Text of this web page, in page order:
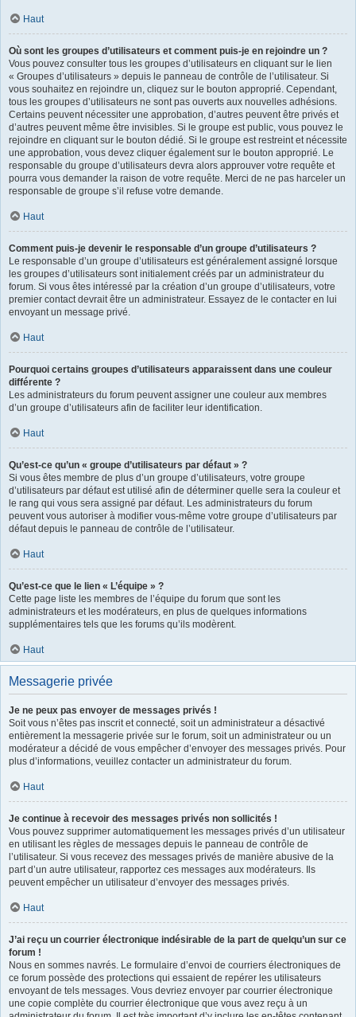
Haut
Où sont les groupes d’utilisateurs et comment puis-je en rejoindre un ?
Vous pouvez consulter tous les groupes d’utilisateurs en cliquant sur le lien
« Groupes d’utilisateurs » depuis le panneau de contrôle de l’utilisateur. Si
vous souhaitez en rejoindre un, cliquez sur le bouton approprié. Cependant,
tous les groupes d’utilisateurs ne sont pas ouverts aux nouvelles adhésions.
Certains peuvent nécessiter une approbation, d’autres peuvent être privés et
d’autres peuvent même être invisibles. Si le groupe est public, vous pouvez le
rejoindre en cliquant sur le bouton dédié. Si le groupe est restreint et nécessite
une approbation, vous devez cliquer également sur le bouton approprié. Le
responsable du groupe d’utilisateurs devra alors approuver votre requête et
pourra vous demander la raison de votre requête. Merci de ne pas harceler un
responsable de groupe s’il refuse votre demande.
Haut
Comment puis-je devenir le responsable d’un groupe d’utilisateurs ?
Le responsable d’un groupe d’utilisateurs est généralement assigné lorsque
les groupes d’utilisateurs sont initialement créés par un administrateur du
forum. Si vous êtes intéressé par la création d’un groupe d’utilisateurs, votre
premier contact devrait être un administrateur. Essayez de le contacter en lui
envoyant un message privé.
Haut
Pourquoi certains groupes d’utilisateurs apparaissent dans une couleur
différente ?
Les administrateurs du forum peuvent assigner une couleur aux membres
d’un groupe d’utilisateurs afin de faciliter leur identification.
Haut
Qu’est-ce qu’un « groupe d’utilisateurs par défaut » ?
Si vous êtes membre de plus d’un groupe d’utilisateurs, votre groupe
d’utilisateurs par défaut est utilisé afin de déterminer quelle sera la couleur et
le rang qui vous sera assigné par défaut. Les administrateurs du forum
peuvent vous autoriser à modifier vous-même votre groupe d’utilisateurs par
défaut depuis le panneau de contrôle de l’utilisateur.
Haut
Qu’est-ce que le lien « L’équipe » ?
Cette page liste les membres de l’équipe du forum que sont les
administrateurs et les modérateurs, en plus de quelques informations
supplémentaires tels que les forums qu’ils modèrent.
Haut
Messagerie privée
Je ne peux pas envoyer de messages privés !
Soit vous n’êtes pas inscrit et connecté, soit un administrateur a désactivé
entièrement la messagerie privée sur le forum, soit un administrateur ou un
modérateur a décidé de vous empêcher d’envoyer des messages privés. Pour
plus d’informations, veuillez contacter un administrateur du forum.
Haut
Je continue à recevoir des messages privés non sollicités !
Vous pouvez supprimer automatiquement les messages privés d’un utilisateur
en utilisant les règles de messages depuis le panneau de contrôle de
l’utilisateur. Si vous recevez des messages privés de manière abusive de la
part d’un autre utilisateur, rapportez ces messages aux modérateurs. Ils
peuvent empêcher un utilisateur d’envoyer des messages privés.
Haut
J’ai reçu un courrier électronique indésirable de la part de quelqu’un sur ce
forum !
Nous en sommes navrés. Le formulaire d’envoi de courriers électroniques de
ce forum possède des protections qui essaient de repérer les utilisateurs
envoyant de tels messages. Vous devriez envoyer par courrier électronique
une copie complète du courrier électronique que vous avez reçu à un